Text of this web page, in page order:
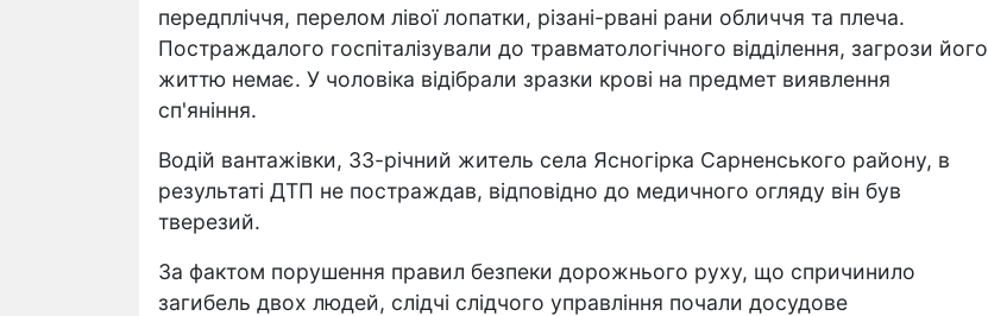
передпліччя, перелом лівої лопатки, різані-рвані рани обличчя та плеча.
Постраждалого госпіталізували до травматологічного відділення, загрози його
життю немає. У чоловіка відібрали зразки крові на предмет виявлення
сп'яніння.
Водій вантажівки, 33-річний житель села Ясногірка Сарненського району, в
результаті ДТП не постраждав, відповідно до медичного огляду він був
тверезий.
За фактом порушення правил безпеки дорожнього руху, що спричинило
загибель двох людей, слідчі слідчого управління почали досудове